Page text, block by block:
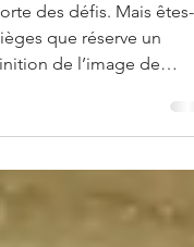
d’un projet
marque
des défis. Mais êtes-
que réserve un